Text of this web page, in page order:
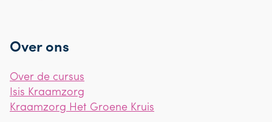
Over ons
Over de cursus
Isis Kraamzorg
Kraamzorg Het Groene Kruis